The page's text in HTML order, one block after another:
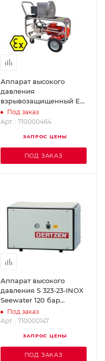
Аппарат высокого
давления
взрывозащищенный E
200-20 EX OERTZEN
710000464
Под заказ
Арт. : 710000464
ЗАПРОС ЦЕНЫ
ПОД ЗАКАЗ
Аппарат высокого
давления S 323-23-INOX
Seewater 120 бар
OERTZEN 710000147
Под заказ
Арт. : 710000147
ЗАПРОС ЦЕНЫ
ПОД ЗАКАЗ